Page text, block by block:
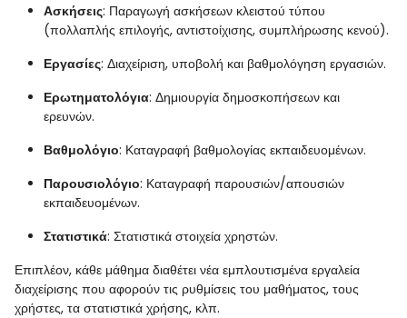
Ασκήσεις: Παραγωγή ασκήσεων κλειστού τύπου
(πολλαπλής επιλογής, αντιστοίχισης, συμπλήρωσης κενού).
Εργασίες: Διαχείριση, υποβολή και βαθμολόγηση εργασιών.
Ερωτηματολόγια: Δημιουργία δημοσκοπήσεων και
ερευνών.
Βαθμολόγιο: Καταγραφή βαθμολογίας εκπαιδευομένων.
Παρουσιολόγιο: Καταγραφή παρουσιών/απουσιών
εκπαιδευομένων.
Στατιστικά: Στατιστικά στοιχεία χρηστών.
Επιπλέον, κάθε μάθημα διαθέτει νέα εμπλουτισμένα εργαλεία
διαχείρισης που αφορούν τις ρυθμίσεις του μαθήματος, τους
χρήστες, τα στατιστικά χρήσης, κλπ.